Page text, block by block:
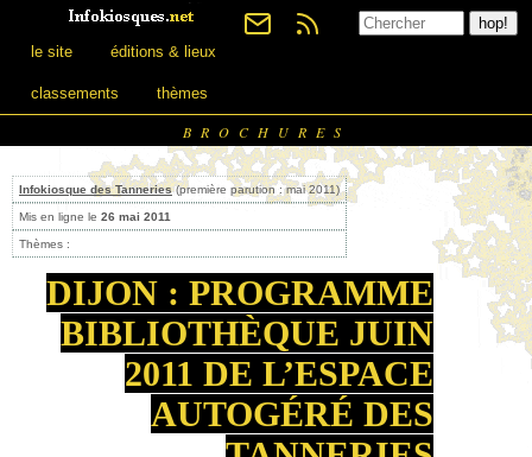
le site éditions & lieux
classements thèmes
BROCHURES
Infokiosque des Tanneries (première parution : mai 2011)
Mis en ligne le 26 mai 2011
Thèmes :
DIJON : PROGRAMME
BIBLIOTHÈQUE JUIN
2011 DE L’ESPACE
AUTOGÉRÉ DES